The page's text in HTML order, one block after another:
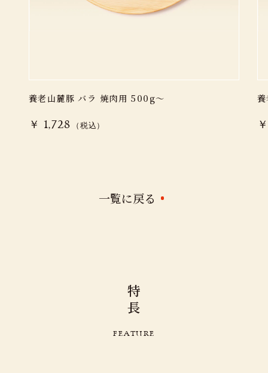
養老山麓豚 バラ 焼肉用 500g～
￥ 1,728 （税込）
一覧に戻る
特
長
F EATURE